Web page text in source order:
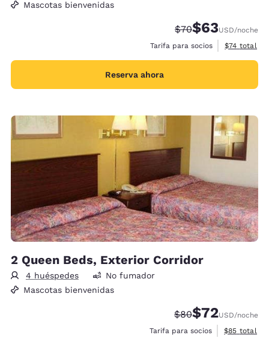
Mascotas bienvenidas
Tarifa tachada:
$70Tarifa reducida:
$63USD/noche
Tarifa para socios
Ver
$74 total
Reserva ahora
2 Queen Beds, Exterior Corridor
4 huéspedes
No fumador
Mascotas bienvenidas
Tarifa tachada:
$80Tarifa reducida:
$72USD/noche
Tarifa para socios
Ver detalles
$85 total